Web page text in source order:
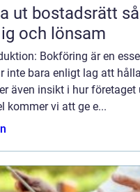
så gör du uthyrningen trygg,
och lönsam
Bokföring är en
inte bara enligt lag att
även insikt i hur
kommer vi att ge e...